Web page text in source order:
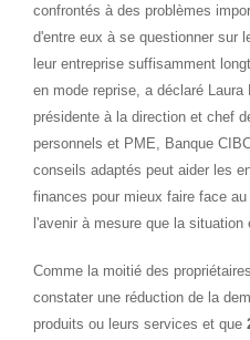
confrontés à des problèmes
d'entre eux à se questionner sur
leur entreprise suffisamment
en mode reprise, a déclaré
présidente à la direction et chef
personnels et PME, Banque
conseils adaptés peut aider les
finances pour mieux faire face
l'avenir à mesure que la situation
Comme la moitié des
constater une réduction de la
produits ou leurs services et que